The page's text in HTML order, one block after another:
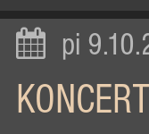
pi